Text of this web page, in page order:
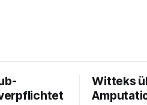
Witteks